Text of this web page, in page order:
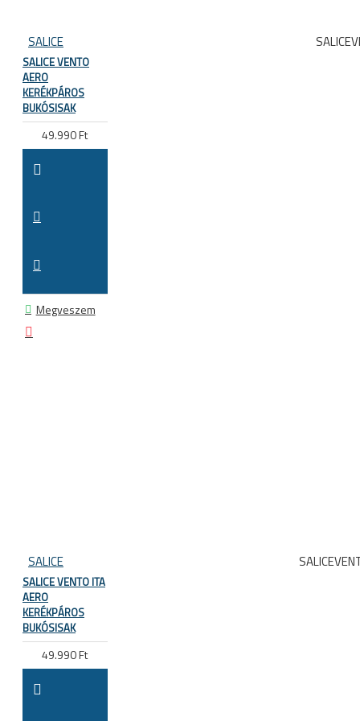
SALICE
SALICE VENTO
AERO
KERÉKPÁROS
BUKÓSISAK
49.990 Ft
Megveszem
SALICE
SALICE VENTO ITA
AERO
KERÉKPÁROS
BUKÓSISAK
49.990 Ft